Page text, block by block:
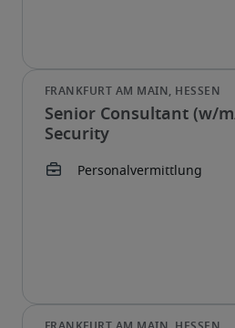
Senior Consultant (w/
Security